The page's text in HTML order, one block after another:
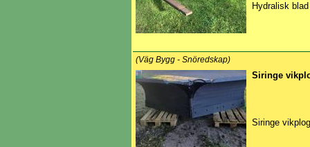
Hydralisk blad
(Väg Bygg - Snöredskap)
Siringe
Siringe